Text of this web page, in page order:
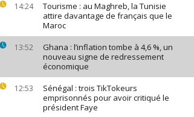
14:24
Tourisme : au Maghreb, la Tunisie
attire davantage de français que le
Maroc
13:52
Ghana : l’inflation tombe à 4,6 %, un
nouveau signe de redressement
économique
12:53
Sénégal : trois TikTokeurs
emprisonnés pour avoir critiqué le
président Faye